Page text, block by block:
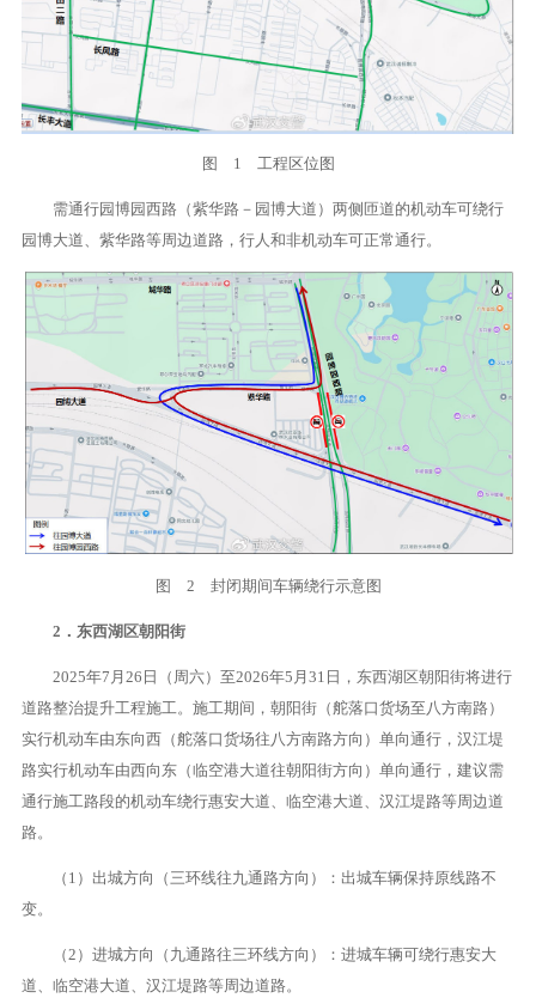
图 1 工程区位图
需通行园博园西路（紫华路－园博大道）两侧匝道的机动车可绕行
园博大道、紫华路等周边道路，行人和非机动车可正常通行。
图 2 封闭期间车辆绕行示意图
2．东西湖区朝阳街
2025年7月26日（周六）至2026年5月31日，东西湖区朝阳街将进行
道路整治提升工程施工。施工期间，朝阳街（舵落口货场至八方南路）
实行机动车由东向西（舵落口货场往八方南路方向）单向通行，汉江堤
路实行机动车由西向东（临空港大道往朝阳街方向）单向通行，建议需
通行施工路段的机动车绕行惠安大道、临空港大道、汉江堤路等周边道
路。
（1）出城方向（三环线往九通路方向）：出城车辆保持原线路不
变。
（2）进城方向（九通路往三环线方向）：进城车辆可绕行惠安大
道、临空港大道、汉江堤路等周边道路。